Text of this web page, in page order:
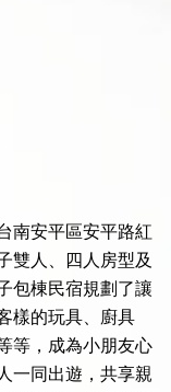
南安平區安平路紅
雙人、四人房型及
包棟民宿規劃了讓
樣的玩具、廚具
等，成為小朋友心
一同出遊，共享親